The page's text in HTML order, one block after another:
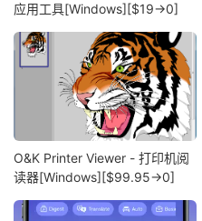
应用工具[Windows][$19→0]
O&K Printer Viewer - 打印机阅
读器[Windows][$99.95→0]